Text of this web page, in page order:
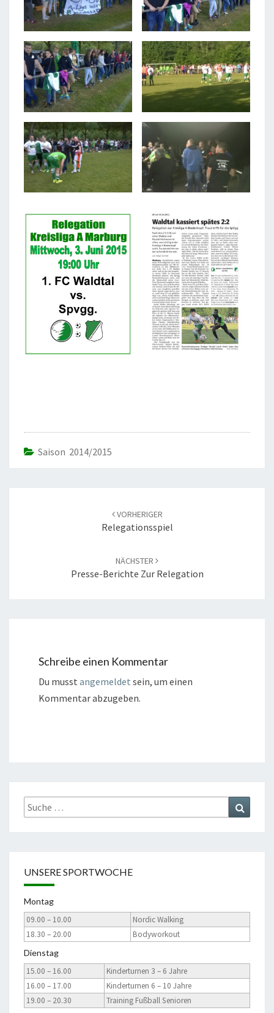
Saison 2014/2015
VORHERIGER
Relegationsspiel
NÄCHSTER
Presse-Berichte Zur Relegation
Schreibe einen Kommentar
Du musst angemeldet sein, um einen
Kommentar abzugeben.
Suche
nach:
UNSERE SPORTWOCHE
Montag
09.00 – 10.00
Nordic Walking
18.30 – 20.00
Bodyworkout
Dienstag
15.00 – 16.00
Kinderturnen 3 – 6 Jahre
16.00 – 17.00
Kinderturnen 6 – 10 Jahre
19.00 – 20.30
Training Fußball Senioren